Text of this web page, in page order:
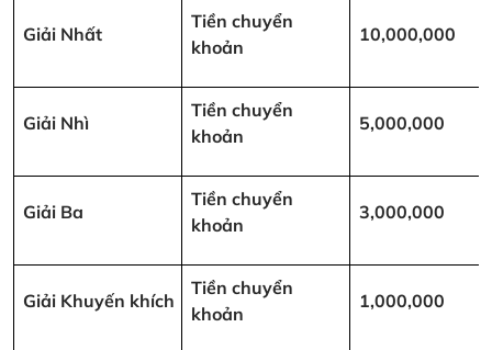
Giải Nhất
Tiền chuyển
khoản
10,000,000
Giải Nhì
Tiền chuyển
khoản
5,000,000
Giải Ba
Tiền chuyển
khoản
3,000,000
Giải Khuyến khích
Tiền chuyển
khoản
1,000,000